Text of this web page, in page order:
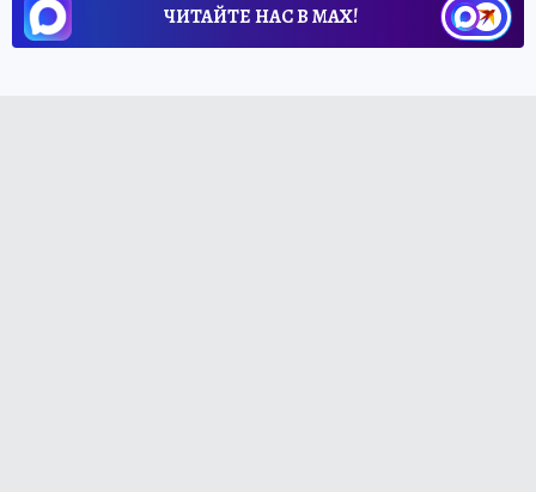
ЧИТАЙТЕ НАС В МАХ!